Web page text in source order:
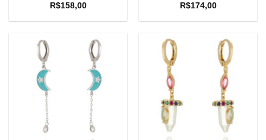
R$158,00
R$174,00